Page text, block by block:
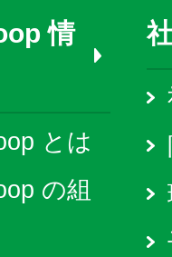
情
とは
の組